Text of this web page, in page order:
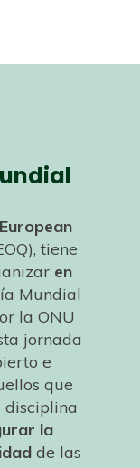
European
tiene
en
Mundial
la ONU
jornada
e
que
la
de las